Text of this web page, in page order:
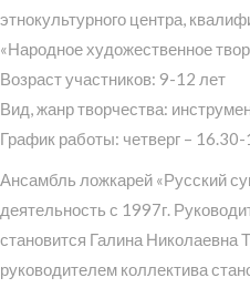
этнокультурного центра,
«Народное художественное
Возраст участников: 9-12 лет
Вид, жанр творчества:
График работы: четверг –
Ансамбль ложкарей «Русский
деятельность с 1997г.
становится Галина Николаевна
руководителем коллектива